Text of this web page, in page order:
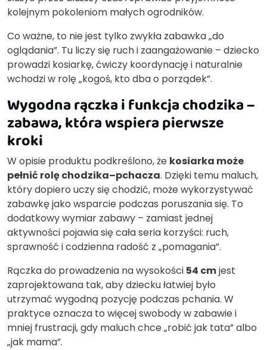
kolejnym pokoleniom małych ogrodników.
Co ważne, to nie jest tylko zwykła zabawka „do
oglądania”. Tu liczy się ruch i zaangażowanie – dziecko
prowadzi kosiarkę, ćwiczy koordynację i naturalnie
wchodzi w rolę „kogoś, kto dba o porządek”.
Wygodna rączka i funkcja chodzika –
zabawa, która wspiera pierwsze
kroki
W opisie produktu podkreślono, że kosiarka może
pełnić rolę chodzika–pchacza. Dzięki temu maluch,
który dopiero uczy się chodzić, może wykorzystywać
zabawkę jako wsparcie podczas poruszania się. To
dodatkowy wymiar zabawy – zamiast jednej
aktywności pojawia się cała seria korzyści: ruch,
sprawność i codzienna radość z „pomagania”.
Rączka do prowadzenia na wysokości 54 cmjest
zaprojektowana tak, aby dziecku łatwiej było
utrzymać wygodną pozycję podczas pchania. W
praktyce oznacza to więcej swobody w zabawie i
mniej frustracji, gdy maluch chce „robić jak tata” albo
„jak mama”.